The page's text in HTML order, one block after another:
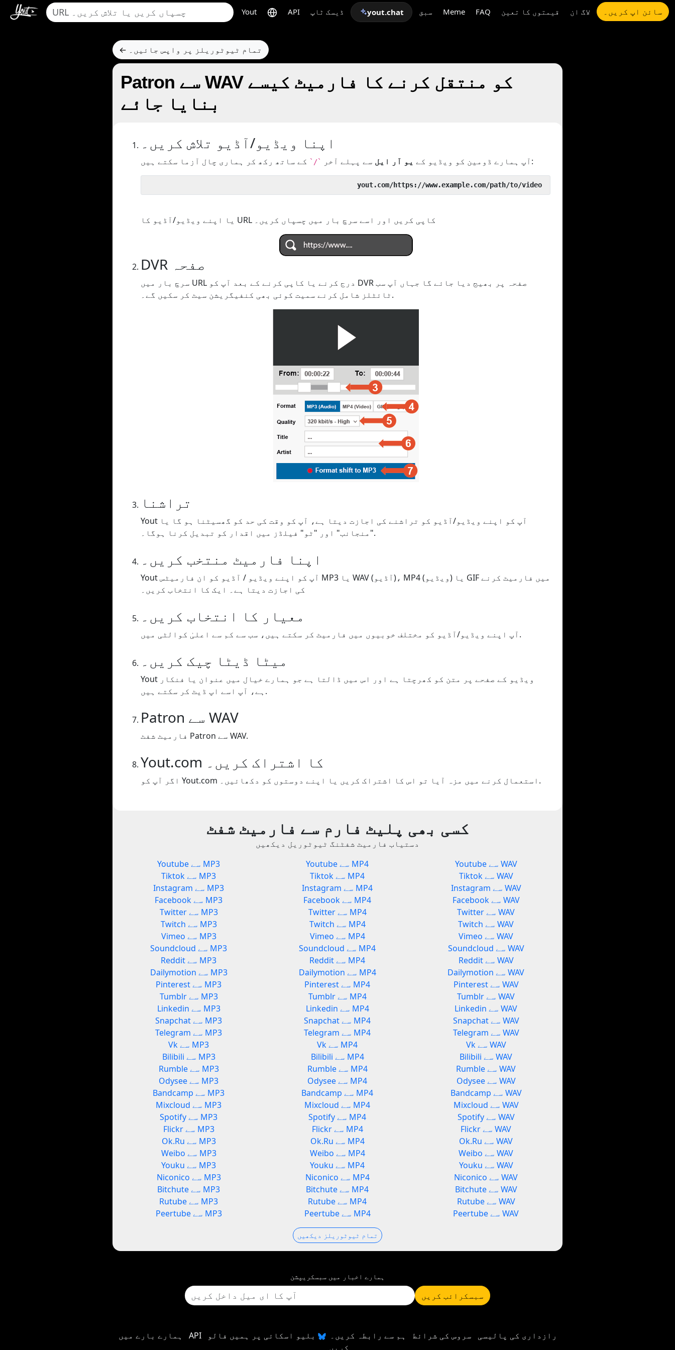
Yout API ڈیسک ٹاپ yout.chat سبق Meme FAQ قیمتوں کا تعین لاگ ان سائن اپ کریں۔
← تمام ٹیوٹوریلز پر واپس جائیں۔
Patron سے WAV کو منتقل کرنے کا فارمیٹ کیسے
بنایا جائے
اپنا ویڈیو/آڈیو تلاش کریں۔
آپ ہمارے ڈومین کو ویڈیو کے یو آر ایل سے پہلے آخر `/` کے ساتھ رکھ کر ہماری چال آزما سکتے ہیں:
یا اپنے ویڈیو/آڈیو کا URL کاپی کریں اور اسے سرچ بار میں چسپاں کریں۔
DVR صفحہ
سرچ بار میں URL درج کرنے یا کاپی کرنے کے بعد آپ کو DVR صفحہ پر بھیج دیا جائے گا جہاں آپ سب
ٹائٹلز شامل کرنے سمیت کوئی بھی کنفیگریشن سیٹ کر سکیں گے۔.
تراشنا
Yout آپ کو اپنے ویڈیو/آڈیو کو تراشنے کی اجازت دیتا ہے، آپ کو وقت کی حد کو گھسیٹنا ہو گا یا
"منجانب" اور "ٹو" فیلڈز میں اقدار کو تبدیل کرنا ہوگا۔.
اپنا فارمیٹ منتخب کریں۔
Yout آپ کو اپنے ویڈیو / آڈیو کو ان فارمیٹس MP3 یا WAV (آڈیو)، MP4 (ویڈیو) یا GIF میں فارمیٹ کرنے
کی اجازت دیتا ہے۔ ایک کا انتخاب کریں۔
معیار کا انتخاب کریں۔
آپ اپنے ویڈیو/آڈیو کو مختلف خوبیوں میں فارمیٹ کر سکتے ہیں، سب سے کم سے اعلیٰ کوالٹی میں.
میٹا ڈیٹا چیک کریں۔
Yout ویڈیو کے صفحے پر متن کو کھرچتا ہے اور اس میں ڈالتا ہے جو ہمارے خیال میں عنوان یا فنکار
ہے، آپ اسے اپ ڈیٹ کر سکتے ہیں.
Patron سے WAV
فارمیٹ شفٹ Patron سے WAV.
Yout.com کا اشتراک کریں۔
اگر آپ کو Yout.com استعمال کرنے میں مزہ آیا تو اس کا اشتراک کریں یا اپنے دوستوں کو دکھائیں۔.
کسی بھی پلیٹ فارم سے فارمیٹ شفٹ
دستیاب فارمیٹ شفٹنگ ٹیوٹوریل دیکھیں
Youtube سے MP3
Tiktok سے MP3
Instagram سے MP3
Facebook سے MP3
Twitter سے MP3
Twitch سے MP3
Vimeo سے MP3
Soundcloud سے MP3
Reddit سے MP3
Dailymotion سے MP3
Pinterest سے MP3
Tumblr سے MP3
Linkedin سے MP3
Snapchat سے MP3
Telegram سے MP3
Vk سے MP3
Bilibili سے MP3
Rumble سے MP3
Odysee سے MP3
Bandcamp سے MP3
Mixcloud سے MP3
Spotify سے MP3
Flickr سے MP3
Ok.Ru سے MP3
Weibo سے MP3
Youku سے MP3
Niconico سے MP3
Bitchute سے MP3
Rutube سے MP3
Peertube سے MP3
Youtube سے MP4
Tiktok سے MP4
Instagram سے MP4
Facebook سے MP4
Twitter سے MP4
Twitch سے MP4
Vimeo سے MP4
Soundcloud سے MP4
Reddit سے MP4
Dailymotion سے MP4
Pinterest سے MP4
Tumblr سے MP4
Linkedin سے MP4
Snapchat سے MP4
Telegram سے MP4
Vk سے MP4
Bilibili سے MP4
Rumble سے MP4
Odysee سے MP4
Bandcamp سے MP4
Mixcloud سے MP4
Spotify سے MP4
Flickr سے MP4
Ok.Ru سے MP4
Weibo سے MP4
Youku سے MP4
Niconico سے MP4
Bitchute سے MP4
Rutube سے MP4
Peertube سے MP4
Youtube سے WAV
Tiktok سے WAV
Instagram سے WAV
Facebook سے WAV
Twitter سے WAV
Twitch سے WAV
Vimeo سے WAV
Soundcloud سے WAV
Reddit سے WAV
Dailymotion سے WAV
Pinterest سے WAV
Tumblr سے WAV
Linkedin سے WAV
Snapchat سے WAV
Telegram سے WAV
Vk سے WAV
Bilibili سے WAV
Rumble سے WAV
Odysee سے WAV
Bandcamp سے WAV
Mixcloud سے WAV
Spotify سے WAV
Flickr سے WAV
Ok.Ru سے WAV
Weibo سے WAV
Youku سے WAV
Niconico سے WAV
Bitchute سے WAV
Rutube سے WAV
Peertube سے WAV
تمام ٹیوٹوریلز دیکھیں
ہمارے اخبار میں سبسکریپشن
سبسکرائب کریں
ہمارے بارے میں API رازداری کی پالیسی سروس کی شرائط ہم سے رابطہ کریں۔
بلیو اسکائی پر ہمیں فالو
کریں۔